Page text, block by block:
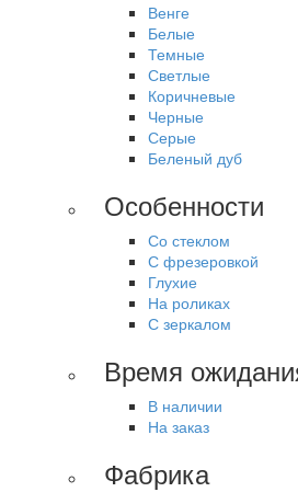
Венге
Белые
Темные
Светлые
Коричневые
Черные
Серые
Беленый дуб
Особенности
Со стеклом
С фрезеровкой
Глухие
На роликах
С зеркалом
Время
В наличии
На заказ
Фабрика